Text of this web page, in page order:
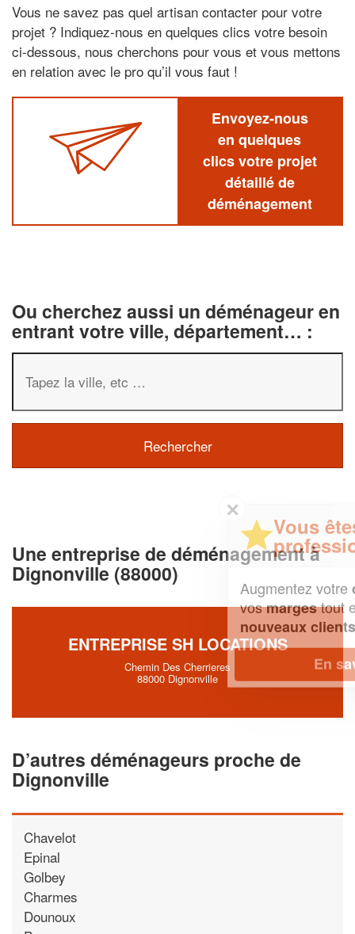
Vous ne savez pas quel artisan contacter pour votre
projet ? Indiquez-nous en quelques clics votre besoin
ci-dessous, nous cherchons pour vous et vous mettons
en relation avec le pro qu’il vous faut !
Envoyez-nous
en quelques
clics votre projet
détaillé de
déménagement
Ou cherchez aussi un déménageur en
entrant votre ville, département… :
Une entreprise de déménagement à
Dignonville (88000)
ENTREPRISE SH LOCATIONS
Chemin Des Cherrieres
88000 Dignonville
D’autres déménageurs proche de
Dignonville
Chavelot
Epinal
Golbey
Charmes
Dounoux
Vous êtes un
professionnel ?
Augmentez votre chiffre d'affaireset
vosmargestout en gagnant de
En savoir plus